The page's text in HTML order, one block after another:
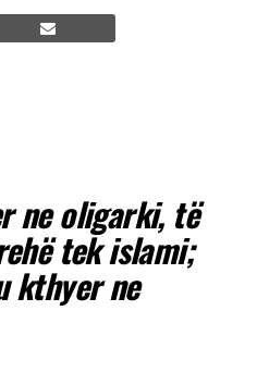
ne oligarki, të
tek islami;
kthyer ne